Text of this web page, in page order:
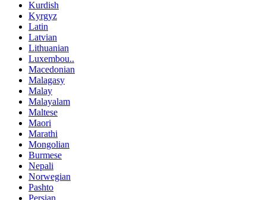
Kurdish
Kyrgyz
Latin
Latvian
Lithuanian
Luxembou..
Macedonian
Malagasy
Malay
Malayalam
Maltese
Maori
Marathi
Mongolian
Burmese
Nepali
Norwegian
Pashto